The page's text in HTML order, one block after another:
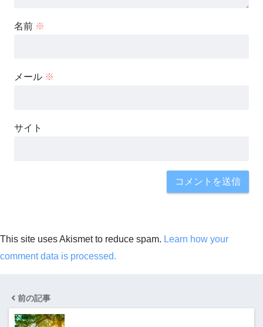
名前 ※
メール ※
サイト
This site uses Akismet to reduce spam. Learn how your
comment data is processed.
前の記事